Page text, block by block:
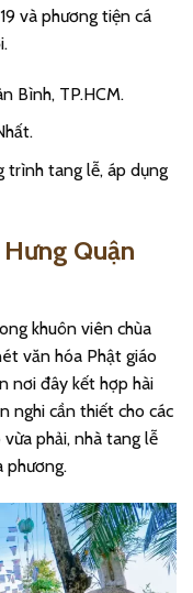
và phương tiện cá
Bình, TP.HCM.
trình tang lễ, áp dụng
Quận
khuôn viên chùa
văn hóa Phật giáo
nơi đây kết hợp hài
nghi cần thiết cho các
phải, nhà tang lễ
phương.